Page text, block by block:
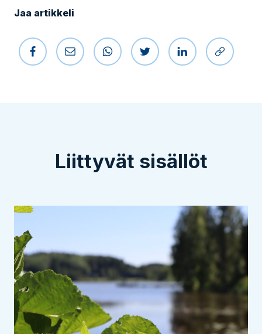
Jaa artikkeli
Jaa Facebookissa
Jaa sähköpostilla
Jaa WhatsAppissa
Jaa Twitterissä
Jaa Kopioi
Liittyvät sisällöt